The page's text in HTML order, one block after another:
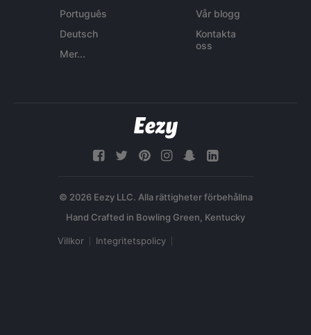
Português
Deutsch
Mer...
Vår blogg
Kontakta
oss
© 2026 Eezy LLC. Alla rättigheter förbehållna
Villkor Integritetspolicy